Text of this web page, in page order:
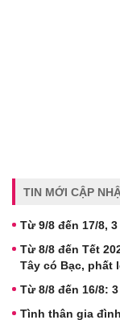
TIN MỚI CẬP
Từ 9/8 đến 17/8,
Từ 8/8 đến Tết
Tây có Bạc, phất
Từ 8/8 đến 16/8:
Tình thân gia